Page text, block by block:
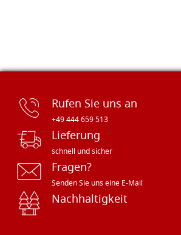
Rufen Sie uns an
+49 444 659 513
Lieferung
schnell und sicher
Fragen?
Senden Sie uns eine E-Mail
Nachhaltigkeit